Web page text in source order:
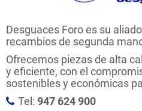
Desguaces Foro es su
recambios de segunda
Ofrecemos piezas de alta
y eficiente, con el
sostenibles y económicas
Tel: 947 624 900